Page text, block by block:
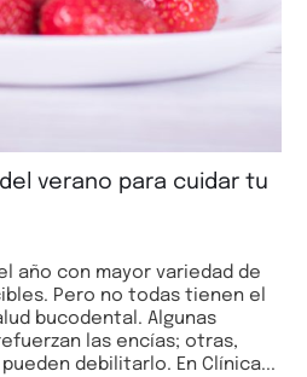
verano para cuidar tu
año con mayor variedad de
Pero no todas tienen el
bucodental. Algunas
las encías; otras,
debilitarlo. En Clínica...